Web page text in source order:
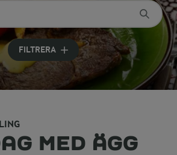
ingrediens
få förslag
FILTRERA
MED ÄGG